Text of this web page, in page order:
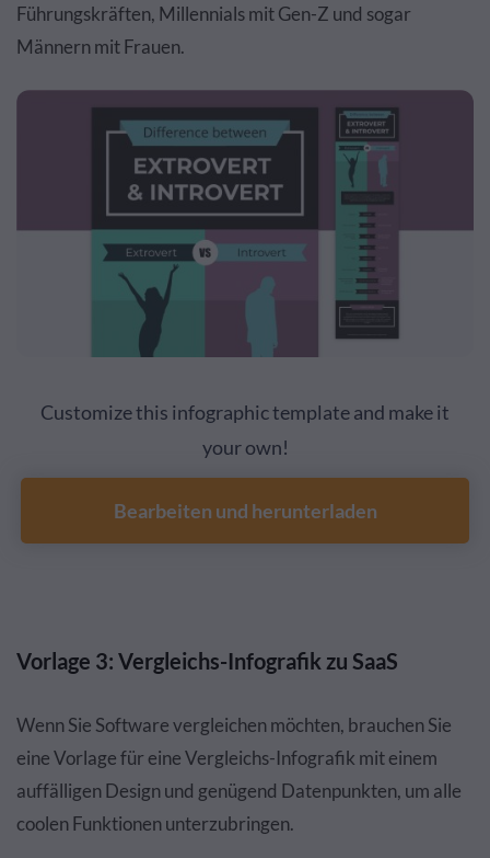
Führungskräften, Millennials mit Gen-Z und sogar
Männern mit Frauen.
Customize this infographic template and make it
your own!
Bearbeiten und herunterladen
Vorlage 3: Vergleichs-Infografik zu SaaS
Wenn Sie Software vergleichen möchten, brauchen Sie
eine Vorlage für eine Vergleichs-Infografik mit einem
auffälligen Design und genügend Datenpunkten, um alle
coolen Funktionen unterzubringen.